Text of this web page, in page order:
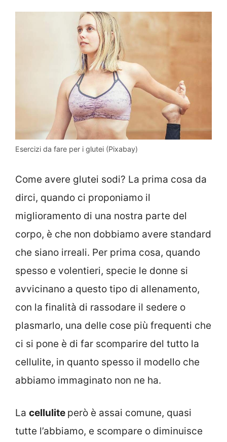
Esercizi da fare per i glutei (Pixabay)
Come avere glutei sodi? La prima cosa da
dirci, quando ci proponiamo il
miglioramento di una nostra parte del
corpo, è che non dobbiamo avere standard
che siano irreali. Per prima cosa, quando
spesso e volentieri, specie le donne si
avvicinano a questo tipo di allenamento,
con la finalità di rassodare il sedere o
plasmarlo, una delle cose più frequenti che
ci si pone è di far scomparire del tutto la
cellulite, in quanto spesso il modello che
abbiamo immaginato non ne ha.
La cellulite però è assai comune, quasi
tutte l’abbiamo, e scompare o diminuisce